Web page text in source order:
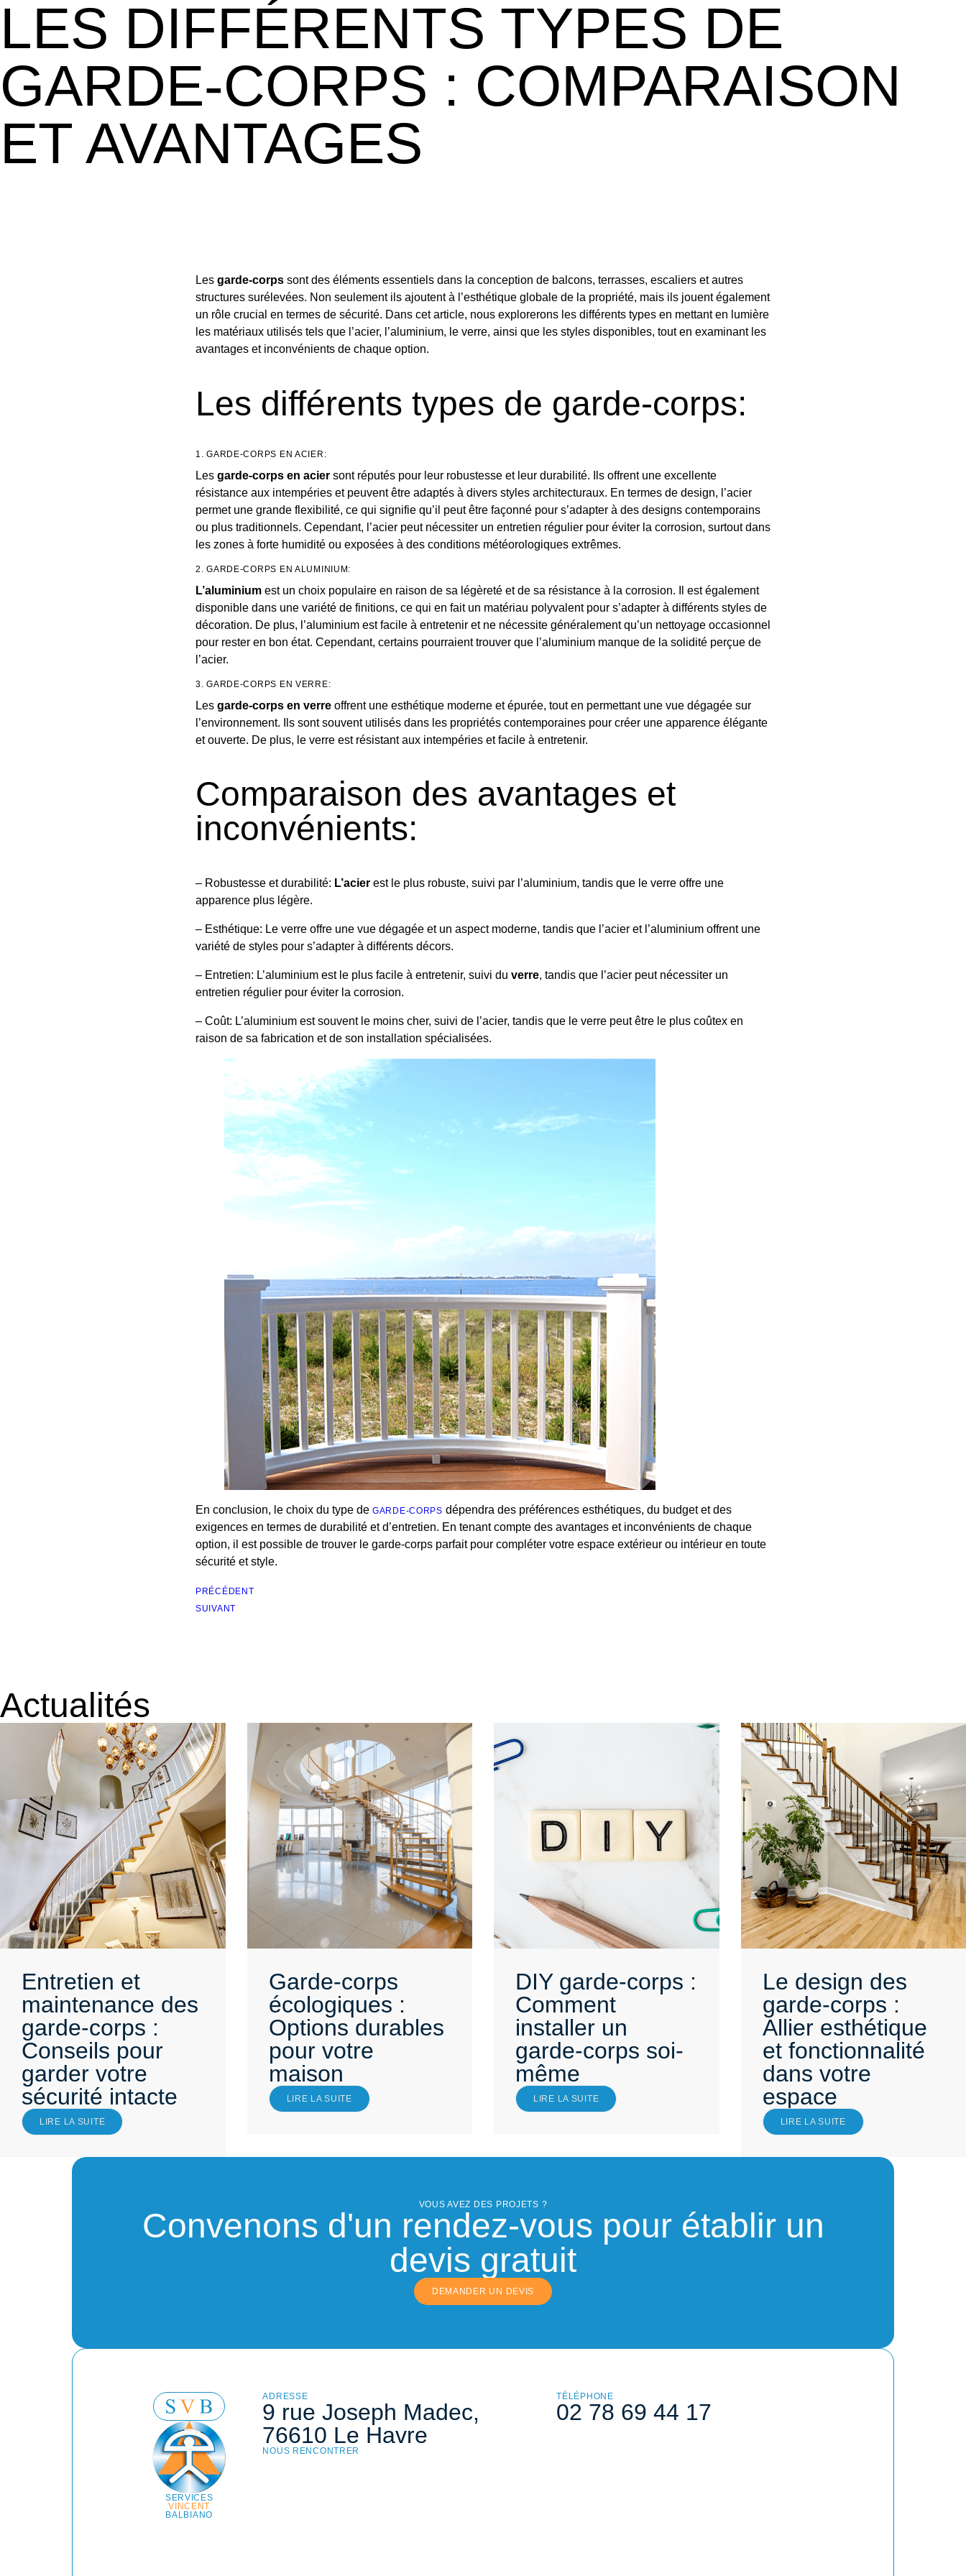
LES DIFFÉRENTS TYPES DE
GARDE-CORPS : COMPARAISON
ET AVANTAGES
Les garde-corps sont des éléments essentiels dans la conception de balcons, terrasses, escaliers et autres
structures surélevées. Non seulement ils ajoutent à l’esthétique globale de la propriété, mais ils jouent également
un rôle crucial en termes de sécurité. Dans cet article, nous explorerons les différents types en mettant en lumière
les matériaux utilisés tels que l’acier, l’aluminium, le verre, ainsi que les styles disponibles, tout en examinant les
avantages et inconvénients de chaque option.
Les différents types de garde-corps:
1. GARDE-CORPS EN ACIER:
Les garde-corps en acier sont réputés pour leur robustesse et leur durabilité. Ils offrent une excellente
résistance aux intempéries et peuvent être adaptés à divers styles architecturaux. En termes de design, l’acier
permet une grande flexibilité, ce qui signifie qu’il peut être façonné pour s’adapter à des designs contemporains
ou plus traditionnels. Cependant, l’acier peut nécessiter un entretien régulier pour éviter la corrosion, surtout dans
les zones à forte humidité ou exposées à des conditions météorologiques extrêmes.
2. GARDE-CORPS EN ALUMINIUM:
L’aluminium est un choix populaire en raison de sa légèreté et de sa résistance à la corrosion. Il est également
disponible dans une variété de finitions, ce qui en fait un matériau polyvalent pour s’adapter à différents styles de
décoration. De plus, l’aluminium est facile à entretenir et ne nécessite généralement qu’un nettoyage occasionnel
pour rester en bon état. Cependant, certains pourraient trouver que l’aluminium manque de la solidité perçue de
l’acier.
3. GARDE-CORPS EN VERRE:
Les garde-corps en verre offrent une esthétique moderne et épurée, tout en permettant une vue dégagée sur
l’environnement. Ils sont souvent utilisés dans les propriétés contemporaines pour créer une apparence élégante
et ouverte. De plus, le verre est résistant aux intempéries et facile à entretenir.
Comparaison des avantages et
inconvénients:
– Robustesse et durabilité: L’acier est le plus robuste, suivi par l’aluminium, tandis que le verre offre une
apparence plus légère.
– Esthétique: Le verre offre une vue dégagée et un aspect moderne, tandis que l’acier et l’aluminium offrent une
variété de styles pour s’adapter à différents décors.
– Entretien: L’aluminium est le plus facile à entretenir, suivi du verre, tandis que l’acier peut nécessiter un
entretien régulier pour éviter la corrosion.
– Coût: L’aluminium est souvent le moins cher, suivi de l’acier, tandis que le verre peut être le plus coûtex en
raison de sa fabrication et de son installation spécialisées.
En conclusion, le choix du type de GARDE-CORPS dépendra des préférences esthétiques, du budget et des
exigences en termes de durabilité et d’entretien. En tenant compte des avantages et inconvénients de chaque
option, il est possible de trouver le garde-corps parfait pour compléter votre espace extérieur ou intérieur en toute
sécurité et style.
PRÉCÉDENT
SUIVANT
Actualités
Entretien et
maintenance des
garde-corps :
Conseils pour
garder votre
sécurité intacte
LIRE LA SUITE
Garde-corps
écologiques :
Options durables
pour votre
maison
LIRE LA SUITE
DIY garde-corps :
Comment
installer un
garde-corps soi-
même
LIRE LA SUITE
Le design des
garde-corps :
Allier esthétique
et fonctionnalité
dans votre
espace
LIRE LA SUITE
VOUS AVEZ DES PROJETS ?
Convenons d'un rendez-vous pour établir un
devis gratuit
DEMANDER UN DEVIS
SERVICES
VINCENT
BALBIANO
ADRESSE
9 rue Joseph Madec,
76610 Le Havre
TÉLÉPHONE
02 78 69 44 17
NOUS RENCONTRER